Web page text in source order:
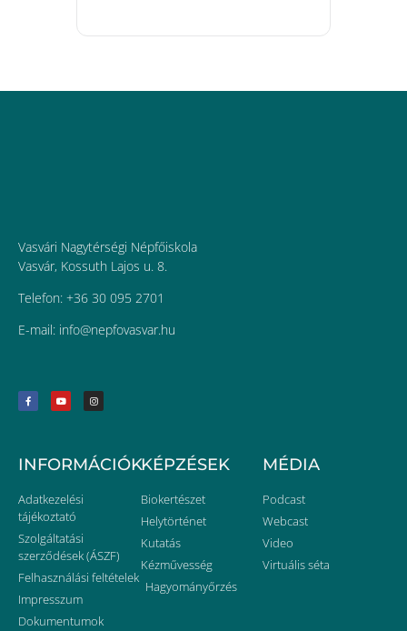
Vasvári Nagytérségi Népfőiskola
Vasvár, Kossuth Lajos u. 8.
Telefon: +36 30 095 2701
E-mail: uh.ravsavofpen@ofni
INFORMÁCIÓK
Adatkezelési
tájékoztató
Szolgáltatási
szerződések (ÁSZF)
Felhasználási feltételek
Impresszum
Dokumentumok
KÉPZÉSEK
Biokertészet
Helytörténet
Kutatás
Kézművesség
Hagyományőrzés
MÉDIA
Podcast
Webcast
Video
Virtuális séta